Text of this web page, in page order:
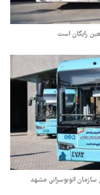
رایگان است